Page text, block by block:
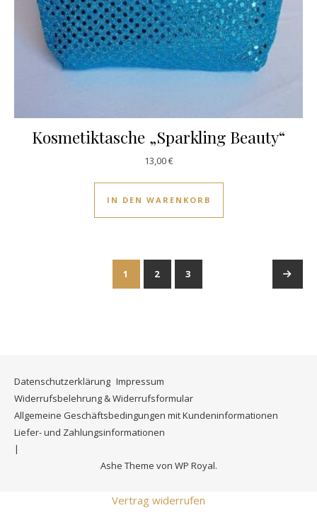
Kosmetiktasche „Sparkling Beauty“
13,00€
IN DEN WARENKORB
1 2 3
Datenschutzerklärung Impressum
Widerrufsbelehrung & Widerrufsformular
Allgemeine Geschäftsbedingungen mit Kundeninformationen
Liefer- und Zahlungsinformationen
Ashe Theme von WP Royal.
Vertrag widerrufen